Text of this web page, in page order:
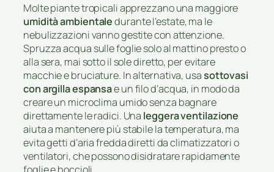
Molte piante tropicali apprezzano una maggiore
umidità ambientaledurante l’estate, ma le
nebulizzazioni vanno gestite con attenzione.
Spruzza acqua sulle foglie solo al mattino presto o
alla sera, mai sotto il sole diretto, per evitare
macchie e bruciature. In alternativa, usasottovasi
con argilla espansae un filo d’acqua, in modo da
creare un microclima umido senza bagnare
direttamente le radici. Una leggera ventilazione
aiuta a mantenere più stabile la temperatura, ma
evita getti d’aria fredda diretti da climatizzatori o
ventilatori, che possono disidratare rapidamente
foglie e boccioli.